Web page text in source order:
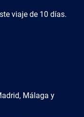
viaje de 10 días.
Málaga y